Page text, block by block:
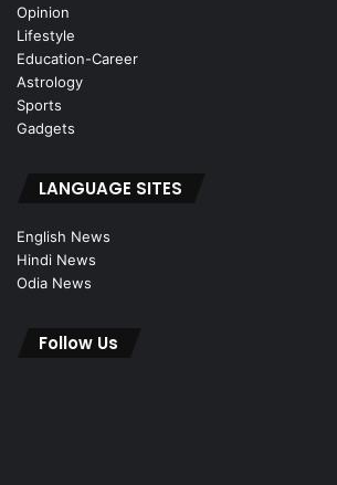
Opinion
Lifestyle
Education-Career
Astrology
Sports
Gadgets
LANGUAGE SITES
English News
Hindi News
Odia News
Follow Us